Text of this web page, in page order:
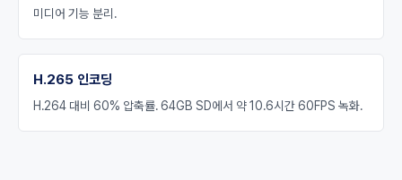
미디어 기능 분리.
H.265 인코딩
H.264 대비 60% 압축률. 64GB SD에서 약 10.6시간 60FPS 녹화.